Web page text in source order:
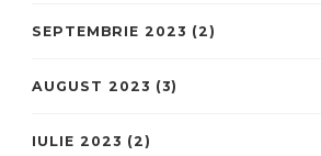
SEPTEMBRIE 2023 (2)
AUGUST 2023 (3)
IULIE 2023 (2)